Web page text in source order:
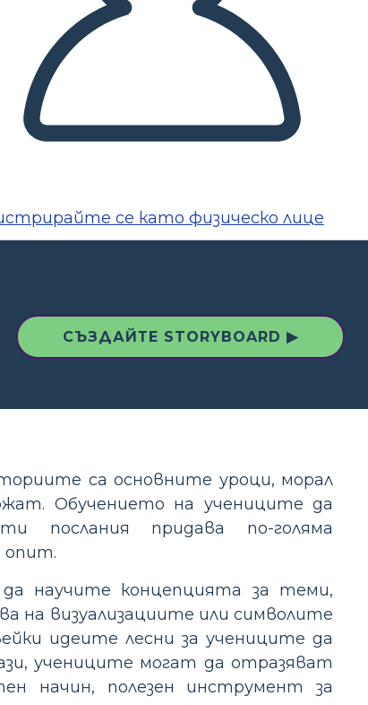
се като физическо лице
СЪЗДАЙТЕ STORYBOARD ▶
са основните уроци, морал
Обучението на учениците да
послания придава по-голяма
опит.
да научите концепцията за теми,
на визуализациите или символите
идеите лесни за учениците да
учениците могат да отразяват
начин, полезен инструмент за